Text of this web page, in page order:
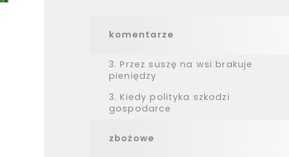
komentarze
3. Przez suszę na wsi brakuje
pieniędzy
3. Kiedy polityka szkodzi
gospodarce
zbożowe